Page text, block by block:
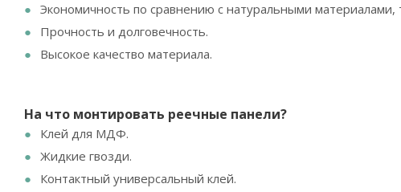
Экономичность по сравнению с натуральными материалами,
Прочность и долговечность.
Высокое качество материала.
На что монтировать реечные панели?
Клей для МДФ.
Жидкие гвозди.
Контактный универсальный клей.